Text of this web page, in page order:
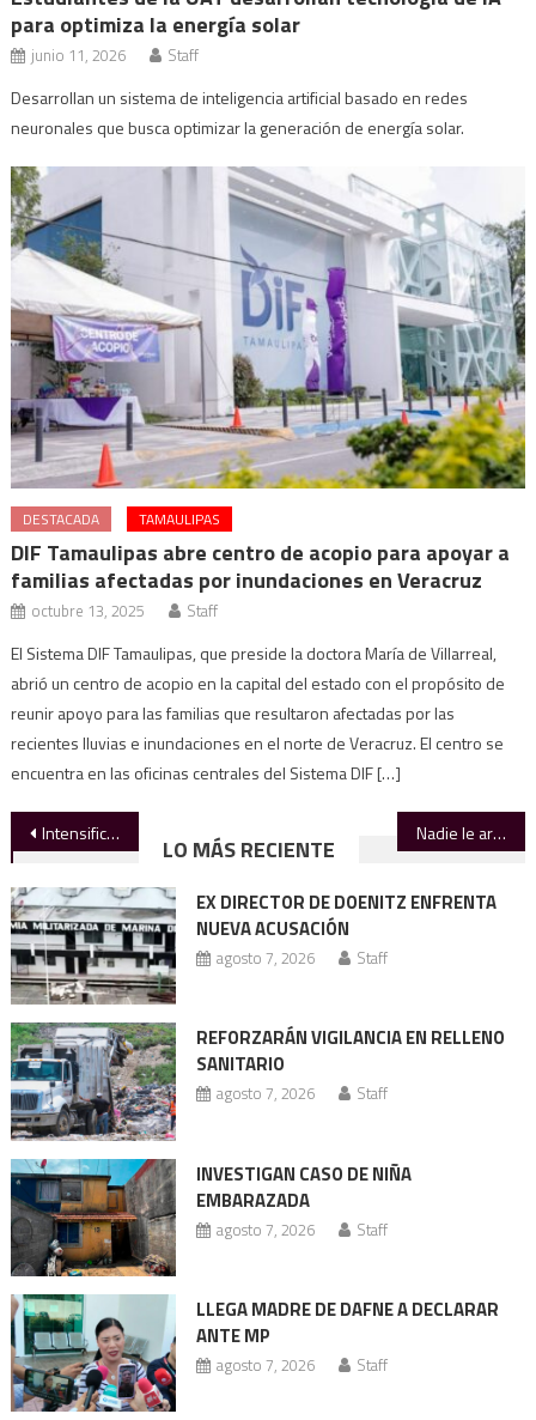
para optimiza la energía solar
junio 11, 2026 Staff
Desarrollan un sistema de inteligencia artificial basado en redes
neuronales que busca optimizar la generación de energía solar.
DESTACADA TAMAULIPAS
DIF Tamaulipas abre centro de acopio para apoyar a
familias afectadas por inundaciones en Veracruz
octubre 13, 2025 Staff
El Sistema DIF Tamaulipas, que preside la doctora María de Villarreal,
abrió un centro de acopio en la capital del estado con el propósito de
reunir apoyo para las familias que resultaron afectadas por las
recientes lluvias e inundaciones en el norte de Veracruz. El centro se
encuentra en las oficinas centrales del Sistema DIF […]
Navegación
de
entradas
Intensifican el arreglo de calles en Victoria Nadie le arrebatará la Transformación al pueblo: Sheinbaum
LO MÁS RECIENTE
EX DIRECTOR DE DOENITZ ENFRENTA
NUEVA ACUSACIÓN
agosto 7, 2026 Staff
REFORZARÁN VIGILANCIA EN RELLENO
SANITARIO
agosto 7, 2026 Staff
INVESTIGAN CASO DE NIÑA
EMBARAZADA
agosto 7, 2026 Staff
LLEGA MADRE DE DAFNE A DECLARAR
ANTE MP
agosto 7, 2026 Staff